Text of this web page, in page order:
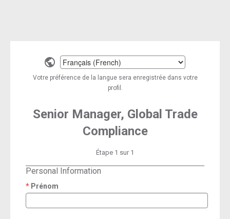
Select
a
language
Votre préférence de la langue sera enregistrée dans votre
profil.
Senior Manager, Global Trade
Compliance
Étape 1 sur 1
Personal Information
Prénom
required